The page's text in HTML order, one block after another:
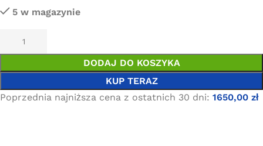
5 w magazynie
DODAJ DO KOSZYKA
KUP TERAZ
Poprzednia najniższa cena z ostatnich 30 dni: 1650,00 zł